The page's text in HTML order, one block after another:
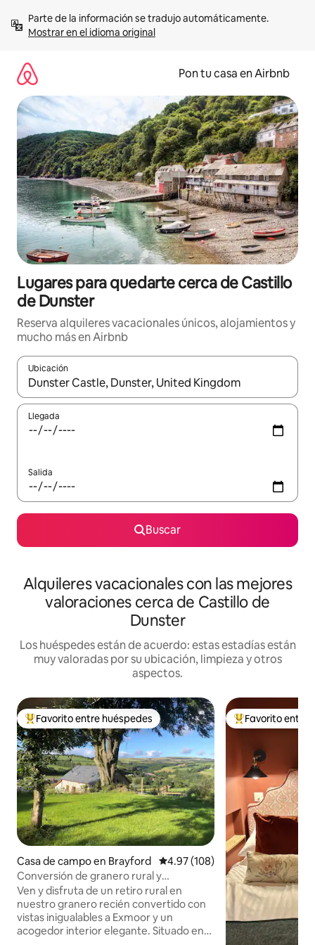
contenidoMostrar en el idioma original
Pon tu casa en Airbnb
Lugares para quedarte cerca de Castillo
de Dunster
Reserva alquileres vacacionales únicos, alojamientos y
mucho más en Airbnb
Ubicación
Cuando los resultados estén disponibles, navega con las
Llegada
Salida
Buscar
Alquileres vacacionales con las mejores
valoraciones cerca de Castillo de
Dunster
Los huéspedes están de acuerdo: estas estadías están
muy valoradas por su ubicación, limpieza y otros
aspectos.
Favorito entre huéspedes preferido
Favorito entre huéspedes
Casa de campo en Brayford Calificación promedio: 4.97 de
4.97 (108)
Conversión de granero rural y
acogedora con unas vistas
impresionantes.
Ven y disfruta de un retiro rural en
nuestro granero recién convertido con
vistas inigualables a Exmoor y un
acogedor interior elegante. Situado en
Favorito entre
Favorito entre